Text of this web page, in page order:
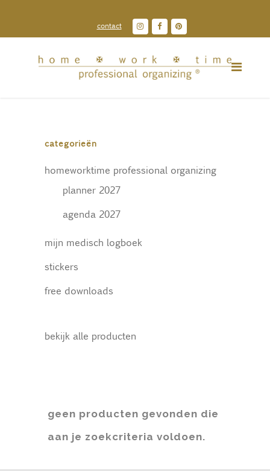
contact
categorieën
homeworktime professional organizing
planner 2027
agenda 2027
mijn medisch logboek
stickers
free downloads
bekijk alle producten
geen producten gevonden die
aan je zoekcriteria voldoen.